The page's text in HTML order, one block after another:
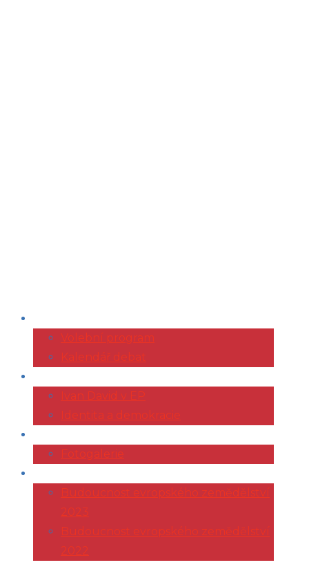
Volební program
Kalendář debat
Ivan David v EP
Identita a demokracie
Fotogalerie
Budoucnost evropského zemědělství
2023
Budoucnost evropského zemědělství
2022